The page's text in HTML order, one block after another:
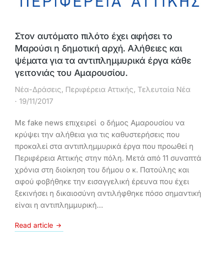
Στον αυτόματο πιλότο έχει αφήσει το
Μαρούσι η δημοτική αρχή. Αλήθειες και
ψέματα για τα αντιπλημμυρικά έργα κάθε
γειτονιάς του Αμαρουσίου.
Νέα-Δράσεις, Περιφέρεια Αττικής, Τελευταία Νέα
19/11/2017
Με fake news επιχειρεί ο δήμος Αμαρουσίου να
κρύψει την αλήθεια για τις καθυστερήσεις που
προκαλεί στα αντιπλημμυρικά έργα που προωθεί η
Περιφέρεια Αττικής στην πόλη. Μετά από 11 συναπτά
χρόνια στη διοίκηση του δήμου ο κ. Πατούλης και
αφού φοβήθηκε την εισαγγελική έρευνα που έχει
ξεκινήσει η δικαιοσύνη αντιλήφθηκε πόσο σημαντική
είναι η αντιπλημμυρική…
Read article